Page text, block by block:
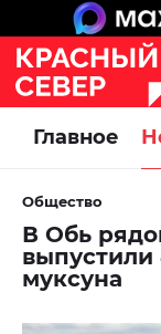
Главное
Общество
В Обь
выпустили
муксуна